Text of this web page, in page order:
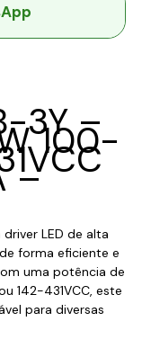
3Y –
100-
–
LED de alta
forma eficiente e
uma potência de
142-431VCC, este
para diversas